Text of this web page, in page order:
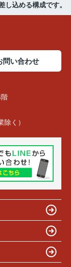
込める構成です。
問い合わせ
く）